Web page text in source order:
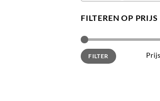
FILTEREN OP PRIJS
Min.
prijs
Max.
prijsFILTER